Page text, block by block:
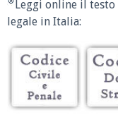
Leggi online il
legale in Italia: